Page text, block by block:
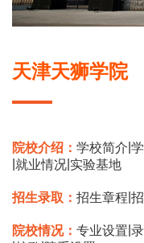
天津天狮学院
院校介绍： 学校简介
就业情况 实验基地
招生录取： 招生章程
院校情况： 专业设置